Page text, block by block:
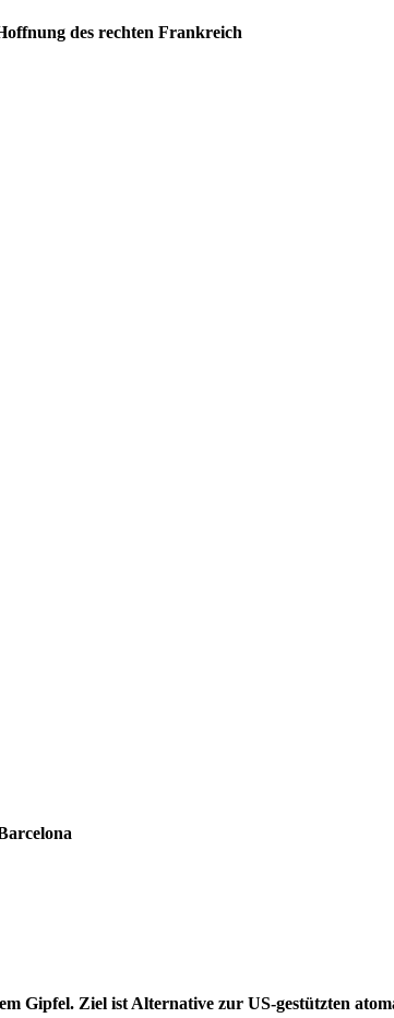
des rechten Frankreich
Gipfel. Ziel ist Alternative zur US-gestützten